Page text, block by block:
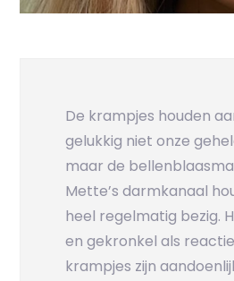
De krampjes houden
gelukkig niet onze
maar de
Mette’s darmkanaal
heel regelmatig bezig.
en gekronkel als
krampjes zijn